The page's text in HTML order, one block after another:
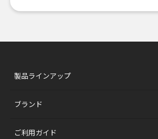
製品ラインアップ
ブランド
ご利用ガイド